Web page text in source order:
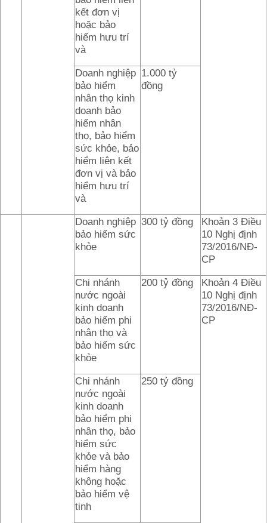
kết đơn vị
hoặc bảo
hiểm hưu trí
và
Doanh nghiệp
bảo hiểm
nhân thọ kinh
doanh bảo
hiểm nhân
thọ, bảo hiểm
sức khỏe, bảo
hiểm liên kết
đơn vị và bảo
hiểm hưu trí
và
1.000 tỷ
đồng
Doanh nghiệp
bảo hiểm sức
khỏe
300 tỷ đồng
Khoản 3 Điều
10 Nghị định
73/2016/NĐ-
CP
Chi nhánh
nước ngoài
kinh doanh
bảo hiểm phi
nhân thọ và
bảo hiểm sức
khỏe
200 tỷ đồng
Khoản 4 Điều
10 Nghị định
73/2016/NĐ-
CP
Chi nhánh
nước ngoài
kinh doanh
bảo hiểm phi
nhân thọ, bảo
hiểm sức
khỏe và bảo
hiểm hàng
không hoặc
bảo hiểm vệ
tinh
250 tỷ đồng